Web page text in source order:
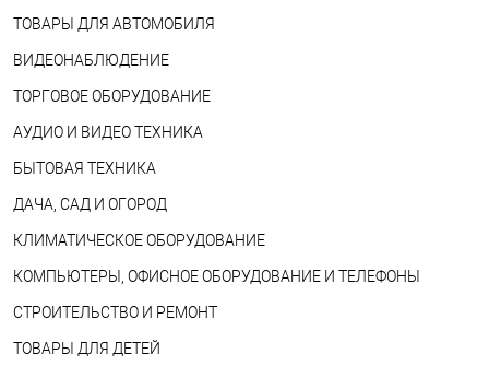
ТОВАРЫ ДЛЯ АВТОМОБИЛЯ
ВИДЕОНАБЛЮДЕНИЕ
ТОРГОВОЕ ОБОРУДОВАНИЕ
АУДИО И ВИДЕО ТЕХНИКА
БЫТОВАЯ ТЕХНИКА
ДАЧА, САД И ОГОРОД
КЛИМАТИЧЕСКОЕ ОБОРУДОВАНИЕ
КОМПЬЮТЕРЫ, ОФИСНОЕ ОБОРУДОВАНИЕ И ТЕЛЕФОНЫ
СТРОИТЕЛЬСТВО И РЕМОНТ
ТОВАРЫ ДЛЯ ДЕТЕЙ